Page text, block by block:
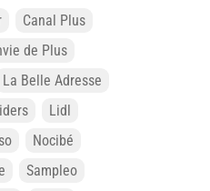
Canal Plus
de Plus
La Belle Adresse
Lidl
Nocibé
Sampleo